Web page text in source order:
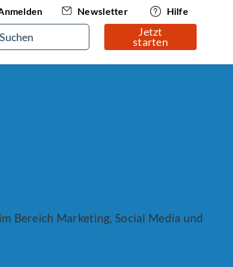
Newsletter Hilfe
Jetzt
starten
Bereich Marketing, Social Media und